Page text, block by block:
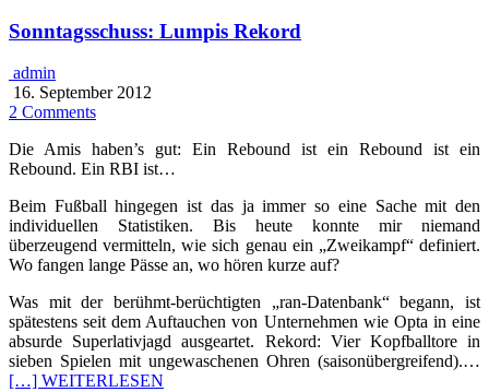
Sonntagsschuss: Lumpis Rekord
admin
16. September 2012
2 Comments
Die Amis haben’s gut: Ein Rebound ist ein Rebound ist ein
Rebound. Ein RBI ist…
Beim Fußball hingegen ist das ja immer so eine Sache mit den
individuellen Statistiken. Bis heute konnte mir niemand
überzeugend vermitteln, wie sich genau ein „Zweikampf“ definiert.
Wo fangen lange Pässe an, wo hören kurze auf?
Was mit der berühmt-berüchtigten „ran-Datenbank“ begann, ist
spätestens seit dem Auftauchen von Unternehmen wie Opta in eine
absurde Superlativjagd ausgeartet. Rekord: Vier Kopfballtore in
sieben Spielen mit ungewaschenen Ohren (saisonübergreifend).…
[…] WEITERLESEN